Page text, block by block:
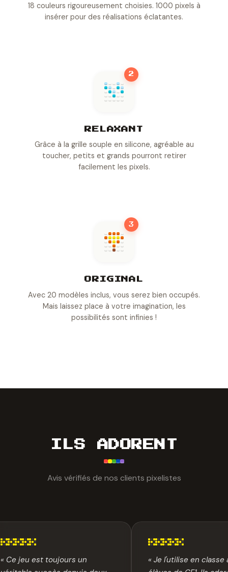
18 couleurs rigoureusement choisies. 1000 pixels à
insérer pour des réalisations éclatantes.
2
RELAXANT
Grâce à la grille souple en silicone, agréable au
toucher, petits et grands pourront retirer
facilement les pixels.
3
ORIGINAL
Avec 20 modèles inclus, vous serez bien occupés.
Mais laissez place à votre imagination, les
possibilités sont infinies !
ILS ADORENT
Avis vérifiés de nos clients pixelistes
« Ce jeu est toujours un
« Je l'utilise en classe